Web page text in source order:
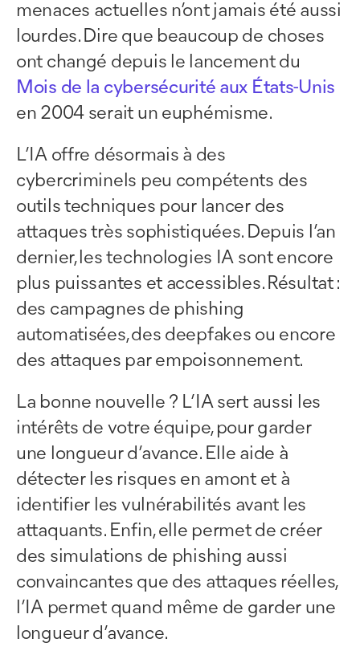
menaces actuelles n’ont jamais été aussi
lourdes. Dire que beaucoup de choses
ont changé depuis le lancement du
Mois de la cybersécurité aux États-Unis
en 2004 serait un euphémisme.
L’IA offre désormais à des
cybercriminels peu compétents des
outils techniques pour lancer des
attaques très sophistiquées. Depuis l’an
dernier, les technologies IA sont encore
plus puissantes et accessibles. Résultat :
des campagnes de phishing
automatisées, des deepfakes ou encore
des attaques par empoisonnement.
La bonne nouvelle ? L’IA sert aussi les
intérêts de votre équipe, pour garder
une longueur d’avance. Elle aide à
détecter les risques en amont et à
identifier les vulnérabilités avant les
attaquants. Enfin, elle permet de créer
des simulations de phishing aussi
convaincantes que des attaques réelles,
l’IA permet quand même de garder une
longueur d’avance.